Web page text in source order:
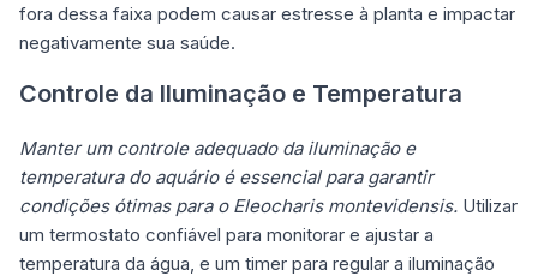
fora dessa faixa podem causar estresse à planta e impactar
negativamente sua saúde.
Controle da Iluminação e Temperatura
Manter um controle adequado da iluminação e
temperatura do aquário é essencial para garantir
condições ótimas para o Eleocharis montevidensis. Utilizar
um termostato confiável para monitorar e ajustar a
temperatura da água, e um timer para regular a iluminação